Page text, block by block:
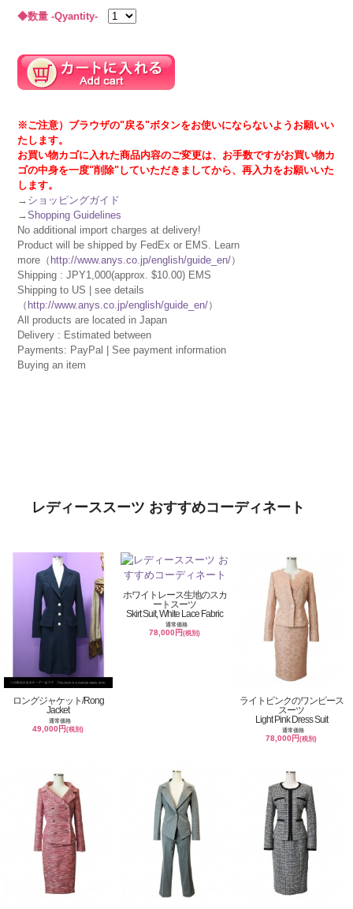
◆数量 -Qyantity-
※ご注意）ブラウザの"戻る"ボタンをお使いにならないようお願いい
たします。
お買い物カゴに入れた商品内容のご変更は、お手数ですがお買い物カ
ゴの中身を一度"削除"していただきましてから、再入力をお願いいた
します。
→ ショッピングガイド
→Shopping Guidelines
No additional import charges at delivery!
Product will be shipped by FedEx or EMS. Learn
more（ http://www.anys.co.jp/english/guide_en/）
Shipping : JPY1,000(approx. $10.00) EMS
Shipping to US | see details
（ http://www.anys.co.jp/english/guide_en/）
All products are located in Japan
Delivery : Estimated between
Payments: PayPal | See payment information
Buying an item
レディーススーツ おすすめコーディネート
ロングジャケット/Rong
Jacket
通常価格
49,000円(税別)
ホワイトレース生地のスカ
ートスーツ
Skirt Suit, White Lace Fabric
通常価格
78,000円(税別)
ライトピンクのワンピース
スーツ
Light Pink Dress Suit
通常価格
78,000円(税別)